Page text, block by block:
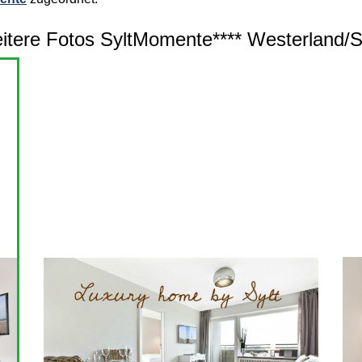
Fotos SyltMomente**** Westerland/